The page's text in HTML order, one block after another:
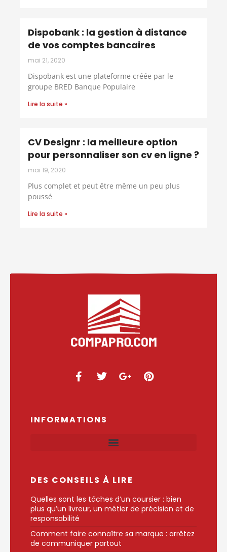
Dispobank : la gestion à distance
de vos comptes bancaires
mai 21, 2020
Dispobank est une plateforme créée par le
groupe BRED Banque Populaire
Lire la suite »
CV Designr : la meilleure option
pour personnaliser son cv en ligne ?
mai 19, 2020
Plus complet et peut être même un peu plus
poussé
Lire la suite »
INFORMATIONS
DES CONSEILS À LIRE
Quelles sont les tâches d’un coursier : bien
plus qu’un livreur, un métier de précision et de
responsabilité
Comment faire connaître sa marque : arrêtez
de communiquer partout